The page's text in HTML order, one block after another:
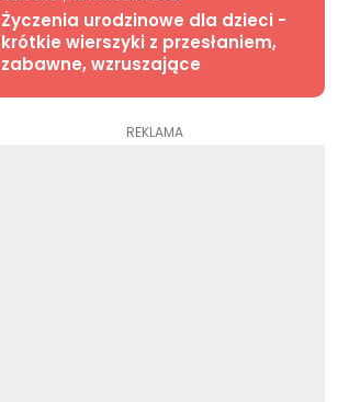
Życzenia urodzinowe dla dzieci -
krótkie wierszyki z przesłaniem,
zabawne, wzruszające
REKLAMA